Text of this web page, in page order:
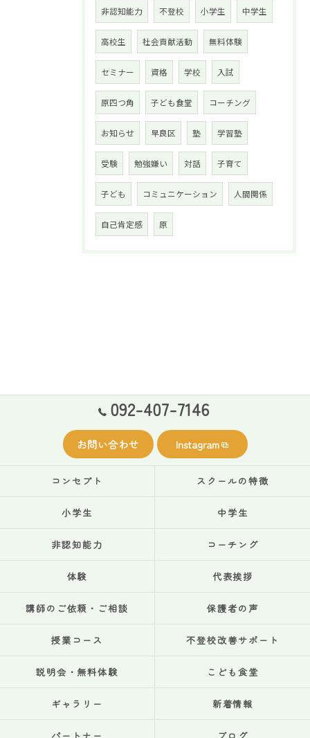
非認知能力 不登校 小学生 中学生
高校生 社会貢献活動 無料体験
セミナー 資格 学校 入試
原四つ角 子ども食堂 コーチング
お知らせ 早良区 塾 学習塾
受験 勉強嫌い 対話 子育て
子ども コミュニケーション 人間関係
自己肯定感 原
092-407-7146
お問い合わせ Instagram
コンセプト スクールの特徴
小学生 中学生
非認知能力 コーチング
体験 代表挨拶
講師のご依頼・ご相談 保護者の声
授業コース 不登校改善サポート
説明会・無料体験 こども食堂
ギャラリー 新着情報